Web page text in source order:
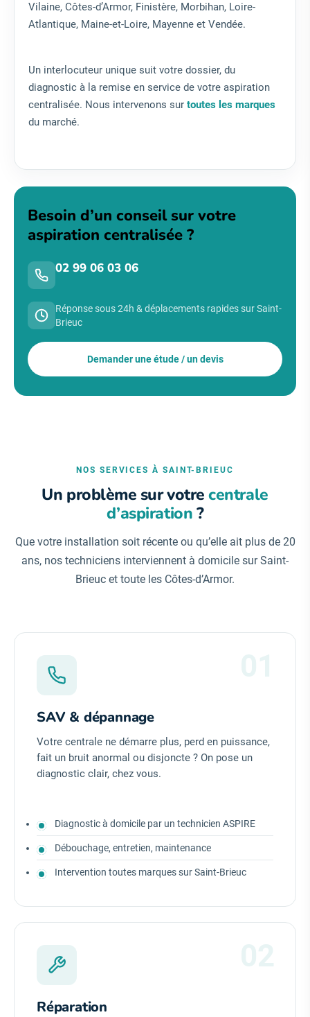
Vilaine, Côtes-d’Armor, Finistère, Morbihan, Loire-
Atlantique, Maine-et-Loire, Mayenne et Vendée.
Un interlocuteur unique suit votre dossier, du
diagnostic à la remise en service de votre aspiration
centralisée. Nous intervenons sur toutes les marques
du marché.
Besoin d’un conseil sur votre
aspiration centralisée ?
02 99 06 03 06
Réponse sous 24h & déplacements rapides sur Saint-
Brieuc
Demander une étude / un devis
NOS SERVICES À SAINT-BRIEUC
Un problème sur votrecentrale
d’aspiration?
Que votre installation soit récente ou qu’elle ait plus de 20
ans, nos techniciens interviennent à domicile sur Saint-
Brieuc et toute les Côtes-d’Armor.
SAV & dépannage
Votre centrale ne démarre plus, perd en puissance,
fait un bruit anormal ou disjoncte ? On pose un
diagnostic clair, chez vous.
Diagnostic à domicile par un technicien ASPIRE
Débouchage, entretien, maintenance
Intervention toutes marques sur Saint-Brieuc
Réparation